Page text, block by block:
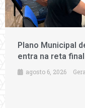
Plano Municipal
entra na reta
agosto 6, 2026